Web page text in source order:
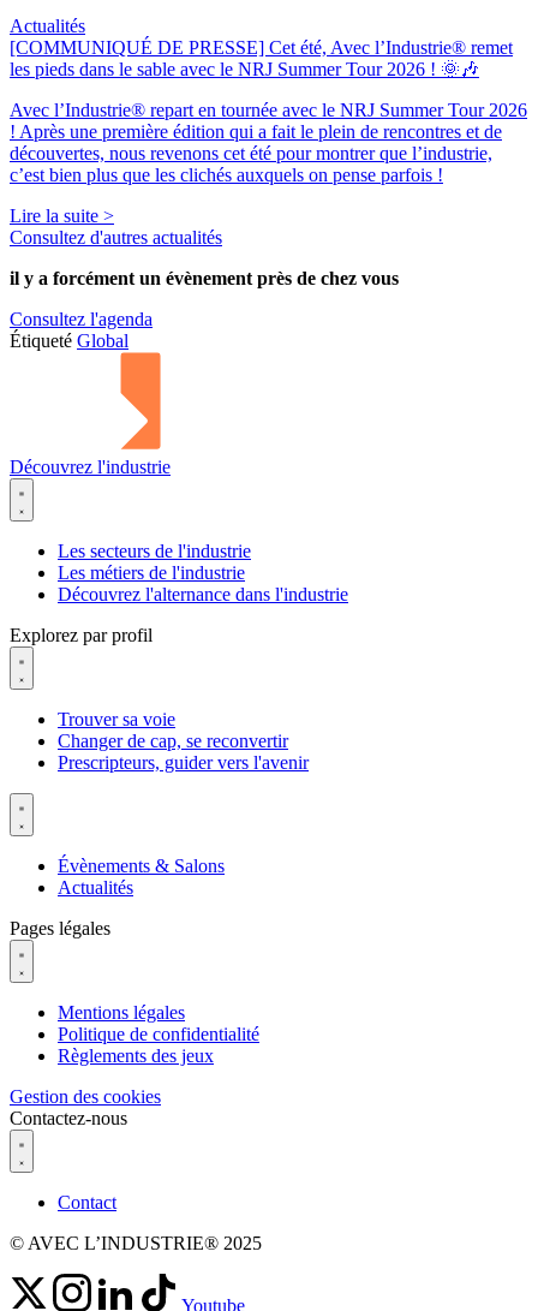
Actualités
[COMMUNIQUÉ DE PRESSE] Cet été, Avec l’Industrie® remet
les pieds dans le sable avec le NRJ Summer Tour 2026 ! 🌞🎶
Avec l’Industrie® repart en tournée avec le NRJ Summer Tour 2026
! Après une première édition qui a fait le plein de rencontres et de
découvertes, nous revenons cet été pour montrer que l’industrie,
c’est bien plus que les clichés auxquels on pense parfois !
Lire la suite >
Consultez d'autres actualités
il y a forcément un évènement près de chez vous
Consultez l'agenda
Étiqueté Global
Découvrez l'industrie
Les secteurs de l'industrie
Les métiers de l'industrie
Découvrez l'alternance dans l'industrie
Explorez par profil
Trouver sa voie
Changer de cap, se reconvertir
Prescripteurs, guider vers l'avenir
Évènements & Salons
Actualités
Pages légales
Mentions légales
Politique de confidentialité
Règlements des jeux
Gestion des cookies
Contactez-nous
Contact
© AVEC L’INDUSTRIE® 2025
Youtube